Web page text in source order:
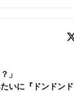
」
いに『ドンドンド